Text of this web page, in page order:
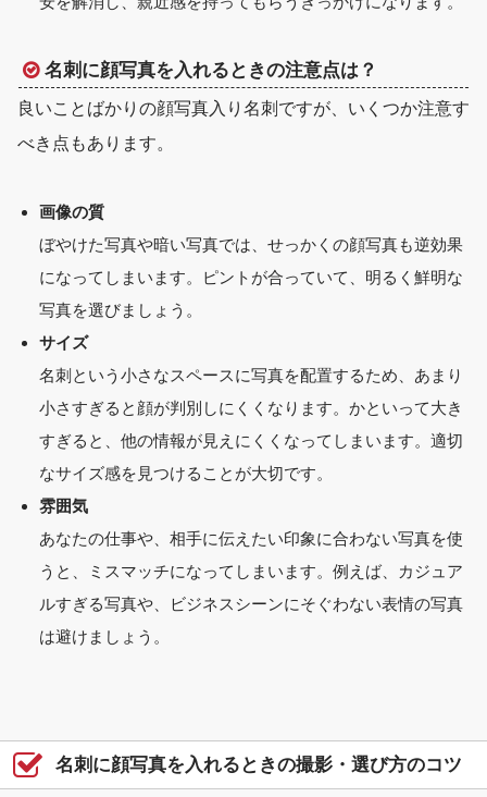
名刺に顔写真を入れるときの注意点は？
良いことばかりの顔写真入り名刺ですが、いくつか注意す
べき点もあります。
画像の質
ぼやけた写真や暗い写真では、せっかくの顔写真も逆効果
になってしまいます。ピントが合っていて、明るく鮮明な
写真を選びましょう。
サイズ
名刺という小さなスペースに写真を配置するため、あまり
小さすぎると顔が判別しにくくなります。かといって大き
すぎると、他の情報が見えにくくなってしまいます。 適切
なサイズ感を見つけることが大切です。
雰囲気
あなたの仕事や、相手に伝えたい印象に合わない写真を使
うと、ミスマッチになってしまいます。例えば、カジュア
ルすぎる写真や、ビジネスシーンにそぐわない表情の写真
は避けましょう。
名刺に顔写真を入れるときの撮影・選び方のコツ